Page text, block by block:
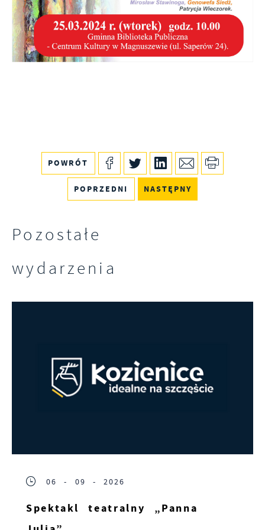
POWRÓT
POPRZEDNI NASTĘPNY
Pozostałe
wydarzenia
06 - 09 - 2026
Spektakl teatralny „Panna
pojawić się na stronach podmiotów trzecich
lub firm będących naszymi partnerami oraz
innych dostawców usług. Firmy te działają w